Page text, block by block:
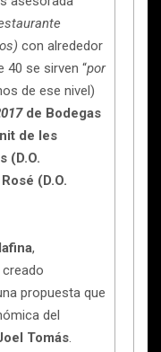
con alrededor
40 se sirven “por
de ese nivel)
de Bodegas
de les
(D.O.
(D.O.
,
creado
propuesta que
del
Tomás.